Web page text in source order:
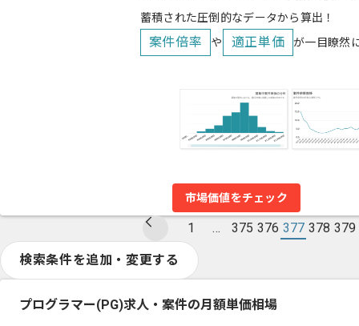
蓄積された圧倒的なデータから算出！
案件倍率 や 適正単価 が一目瞭然
市場価値をチェック
1 … 375 376 377 378 379
検索条件を追加・変更する
プログラマー(PG)求人・案件の月額単価相場